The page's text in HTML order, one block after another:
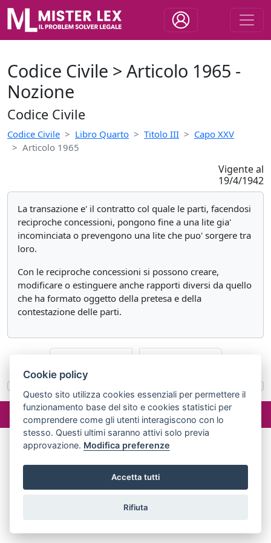
Codice Civile > Articolo 1965 -
Nozione
Codice Civile
Codice Civile Libro Quarto Titolo III
Capo XXV
Articolo 1965
Vigente al
19/4/1942
La transazione e' il contratto col quale le parti, facendosi
reciproche concessioni, pongono fine a una lite gia'
incominciata o prevengono una lite che puo' sorgere tra
loro.
Con le reciproche concessioni si possono creare,
modificare o estinguere anche rapporti diversi da quello
che ha formato oggetto della pretesa e della
contestazione delle parti.
©2024 misterlex.it -redazione@misterlex.it-Privacy
02029690472
Cookie policy
Questo sito utilizza cookies essenziali per permettere il
funzionamento base del sito e cookies statistici per
comprendere come gli utenti interagiscono con lo
stesso. Questi ultimi saranno attivi solo previa
approvazione. Modifica preferenze
Accetta tutti
Rifiuta